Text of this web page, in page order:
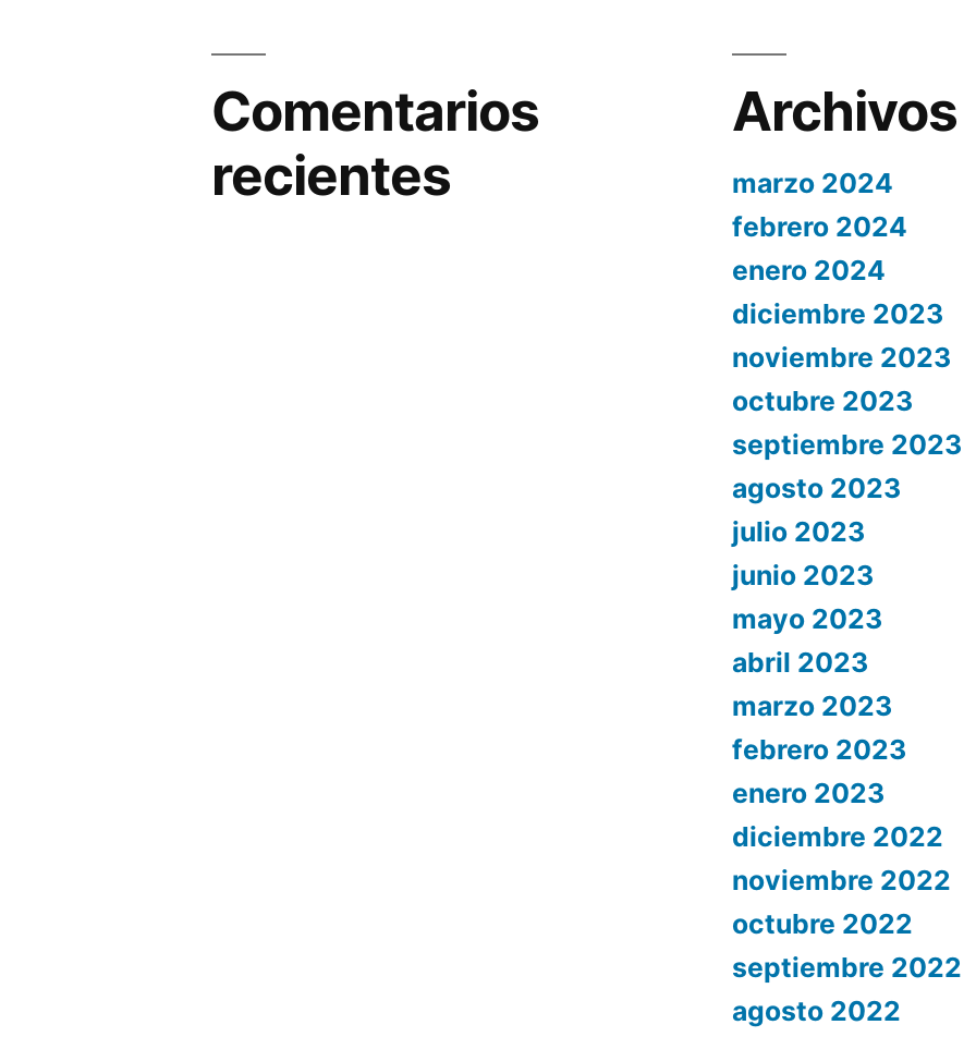
Comentarios
recientes
Archivos
marzo 2024
febrero 2024
enero 2024
diciembre 2023
noviembre 2023
octubre 2023
septiembre 2023
agosto 2023
julio 2023
junio 2023
mayo 2023
abril 2023
marzo 2023
febrero 2023
enero 2023
diciembre 2022
noviembre 2022
octubre 2022
septiembre 2022
agosto 2022